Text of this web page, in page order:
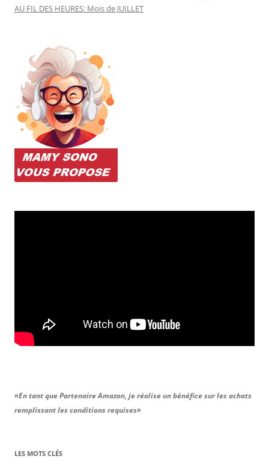
AU FIL DES HEURES: Mois de JUILLET
«En tant que Partenaire Amazon, je réalise un bénéfice sur les achats
remplissant les conditions requises»
LES MOTS CLÉS